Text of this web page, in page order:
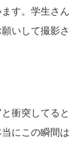
す。学生さん
いして撮影さ
衝突してると
にこの瞬間は